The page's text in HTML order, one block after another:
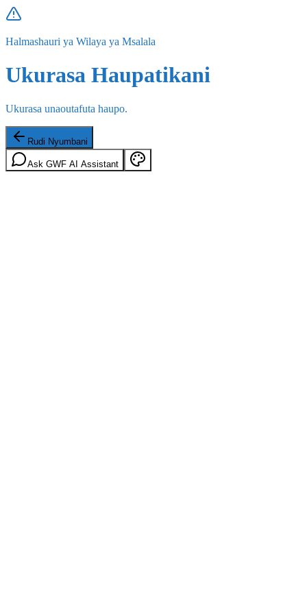
Halmashauri ya Wilaya ya Msalala
Ukurasa Haupatikani
Ukurasa unaoutafuta haupo.
Rudi Nyumbani
Ask GWF AI Assistant